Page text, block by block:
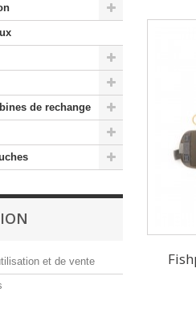
de rechange
et de vente